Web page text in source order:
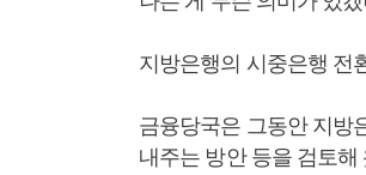
지방은행의 시중은행 전
금융당국은 그동안 지방
내주는 방안 등을 검토